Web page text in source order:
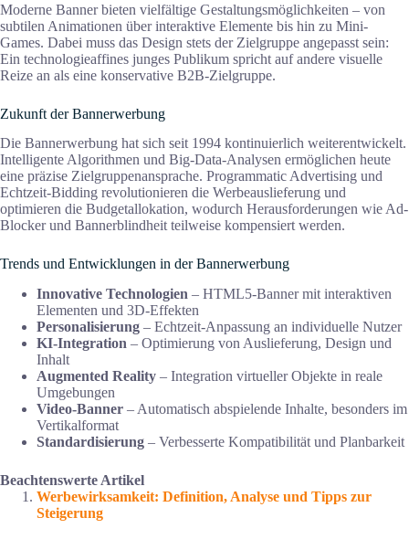
Moderne Banner bieten vielfältige Gestaltungsmöglichkeiten – von
subtilen Animationen über interaktive Elemente bis hin zu Mini-
Games. Dabei muss das Design stets der Zielgruppe angepasst sein:
Ein technologieaffines junges Publikum spricht auf andere visuelle
Reize an als eine konservative B2B-Zielgruppe.
Zukunft der Bannerwerbung
Die Bannerwerbung hat sich seit 1994 kontinuierlich weiterentwickelt.
Intelligente Algorithmen und Big-Data-Analysen ermöglichen heute
eine präzise Zielgruppenansprache. Programmatic Advertising und
Echtzeit-Bidding revolutionieren die Werbeauslieferung und
optimieren die Budgetallokation, wodurch Herausforderungen wie Ad-
Blocker und Bannerblindheit teilweise kompensiert werden.
Trends und Entwicklungen in der Bannerwerbung
Innovative Technologien – HTML5-Banner mit interaktiven
Elementen und 3D-Effekten
Personalisierung – Echtzeit-Anpassung an individuelle Nutzer
KI-Integration – Optimierung von Auslieferung, Design und
Inhalt
Augmented Reality – Integration virtueller Objekte in reale
Umgebungen
Video-Banner – Automatisch abspielende Inhalte, besonders im
Vertikalformat
Standardisierung – Verbesserte Kompatibilität und Planbarkeit
Beachtenswerte Artikel
Werbewirksamkeit: Definition, Analyse und Tipps zur
Steigerung